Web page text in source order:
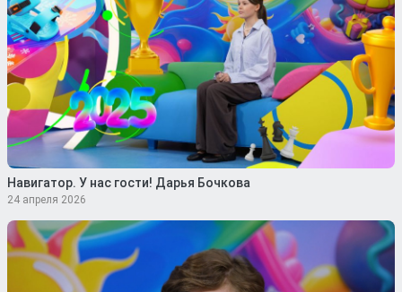
Навигатор. У нас гости! Дарья Бочкова
24 апреля 2026